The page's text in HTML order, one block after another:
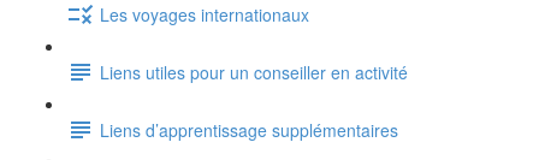
Les voyages internationaux
Liens utiles pour un conseiller en activité
Liens d’apprentissage supplémentaires